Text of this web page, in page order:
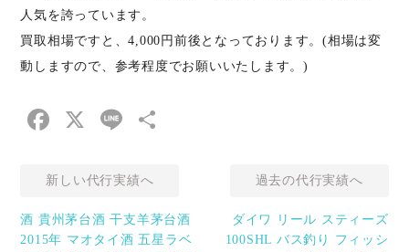
人気を誇っています。
買取相場ですと、4,000円前後となっております。(相場は変
動しますので、参考程度でお願いいたします。)
Facebook
X Line
新しい代行実績へ
酒 貴州茅台酒 干支羊茅台酒
2015年 マオタイ酒 五星ラベ
過去の代行実績へ
ダイワ リール スティーズ
100SHL バス釣り フィッシ